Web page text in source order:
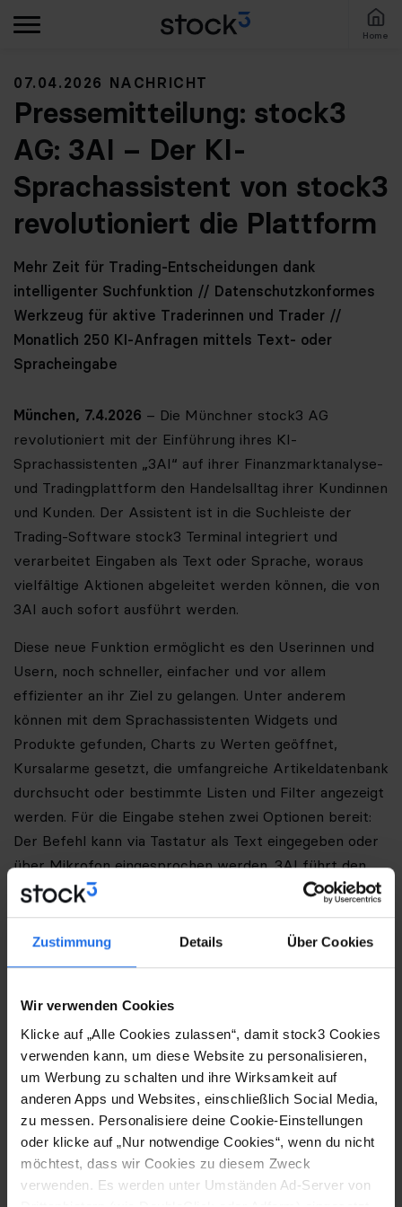
Zustimmung Details Über Cookies
Wir verwenden Cookies
Klicke auf „Alle Cookies zulassen“, damit stock3 Cookies
verwenden kann, um diese Website zu personalisieren,
um Werbung zu schalten und ihre Wirksamkeit auf
anderen Apps und Websites, einschließlich Social Media,
zu messen. Personalisiere deine Cookie-Einstellungen
oder klicke auf „Nur notwendige Cookies“, wenn du nicht
möchtest, dass wir Cookies zu diesem Zweck
verwenden. Es werden unter Umständen Ad-Server von
Home
07.04.2026 NACHRICHT
Pressemitteilung: stock3
AG: 3AI – Der KI-
Sprachassistent von stock3
revolutioniert die Plattform
Mehr Zeit für Trading-Entscheidungen dank
intelligenter Suchfunktion // Datenschutzkonformes
Werkzeug für aktive Traderinnen und Trader //
Monatlich 250 KI-Anfragen mittels Text- oder
Spracheingabe
München, 7.4.2026 – Die Münchner stock3 AG
revolutioniert mit der Einführung ihres KI-
Sprachassistenten „3AI“ auf ihrer Finanzmarktanalyse-
und Tradingplattform den Handelsalltag ihrer Kundinnen
und Kunden. Der Assistent ist in die Suchleiste der
Trading-Software stock3 Terminal integriert und
verarbeitet Eingaben als Text oder Sprache, woraus
vielfältige Aktionen abgeleitet werden können, die von
3AI auch sofort ausführt werden.
Diese neue Funktion ermöglicht es den Userinnen und
Usern, noch schneller, einfacher und vor allem
effizienter an ihr Ziel zu gelangen. Unter anderem
können mit dem Sprachassistenten Widgets und
Produkte gefunden, Charts zu Werten geöffnet,
Kursalarme gesetzt, die umfangreiche Artikeldatenbank
durchsucht oder bestimmte Listen und Filter angezeigt
werden. Für die Eingabe stehen zwei Optionen bereit:
Der Befehl kann via Tastatur als Text eingegeben oder
über Mikrofon eingesprochen werden. 3AI führt den
Befehl direkt aus. In weiterer Folge können sich die
Nutzerinnen und Nutzer die Antworten von der KI
aussprechen sowie Alarme, Filter und Co. sogar
automatisch ohne weiteren Klick anlegen lassen. Wird
Sprachbefehl „Terminal“ und die KI startet sofort.
Die Sprachbefehle über 3AI werden nicht als Audio
gespeichert, sondern in Text transkribiert und
anschließend in Systembefehle übersetzt. Für mehr
Datensicherheit nutzt stock3 für 3AI tts-1, GPT-5-chat
und GPT-4o über Microsoft Azure, die über Server in
der EU gehostet werden.